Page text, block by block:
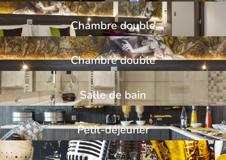
Chambre double
Chambre double
Salle de bain
Petit-déjeuner